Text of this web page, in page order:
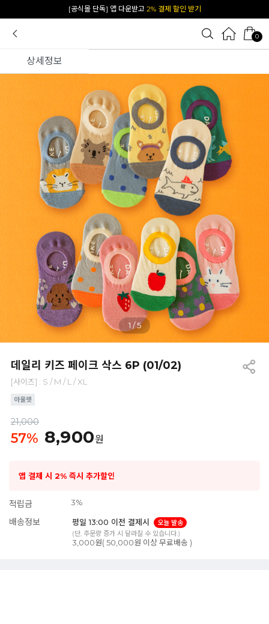
카카오 플친 추가하면1천원 즉시 할인 쿠폰
0
상세정보
1 /5
데일리 키즈 페이크 삭스 6P (01/02)
[사이즈] : S / M / L / XL
21,000
57% 8,900원
앱 결제 시 2% 즉시 추가할인
적립금 3%
배송정보 평일 13:00 이전 결제시
오늘 발송
(단, 주문량 증가 시 달라질 수 있습니다.)
3,000원( 50,000원 이상 무료배송 )